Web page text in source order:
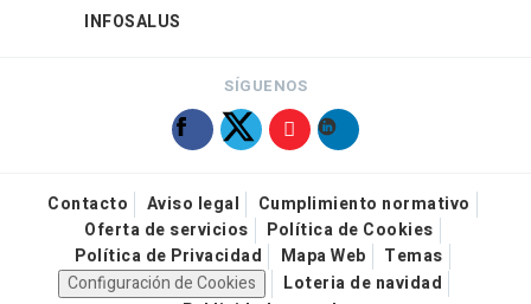
INFOSALUS
SÍGUENOS
Contacto Aviso legal
Cumplimiento normativo
Oferta de servicios
Política de Cookies
Política de Privacidad
Mapa Web
Temas
Configuración de Cookies
Loteria de navidad